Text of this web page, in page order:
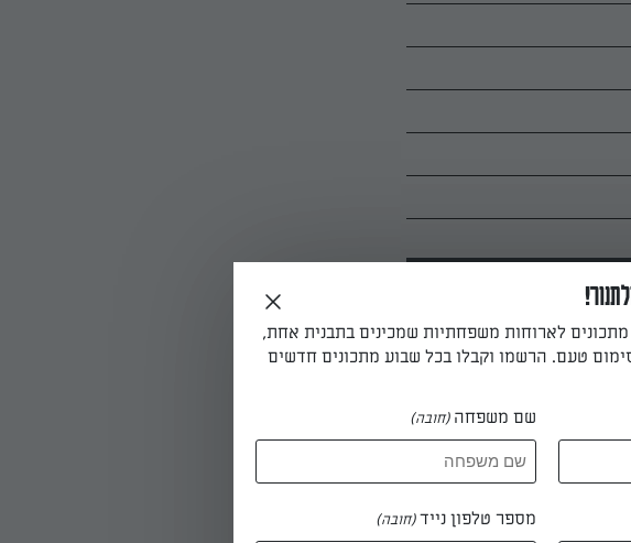
לארוחות משפחתיות שמכינים בתבנית אחת,
טעם. הרשמו וקבלו בכל שבוע מתכונים חדשים
שם משפחה (חובה)
מספר טלפון נייד(חובה)